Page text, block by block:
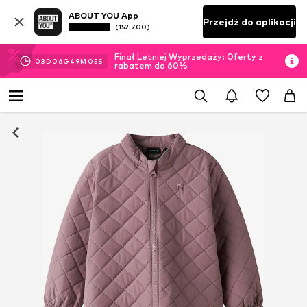
ABOUT YOU App
(152 700) Przejdź do aplikacji
03D 06G 49M 04S
Finał Letniej Wyprzedaży: Oferty z
rabatem do 60%